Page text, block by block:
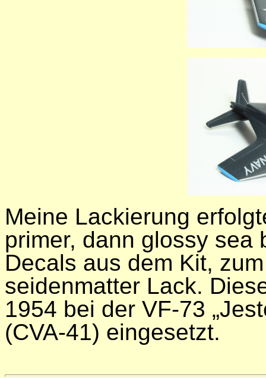
Meine Lackierung
primer, dann glossy sea
Decals aus dem Kit,
seidenmatter Lack.
1954 bei der VF-73
(CVA-41) eingesetzt.